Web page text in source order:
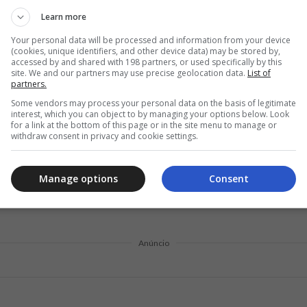
para construir um histórico financeiro positivo.
automáticos
ser grandes aliados na organização financeira e na
pela maioria dos bancos, permite que você programe o
e suas consequências negativas, como multas, juros
aliviam o estresse de lembrar datas importantes e ajudam a
sua conta tenha saldo suficiente para cobrir essas
com o sistema automático. Assim, você combina
e mantendo um histórico positivo.
Anúncio
Learn more
Your personal data will be processed and information from your device
(cookies, unique identifiers, and other device data) may be stored by,
accessed by and shared with 198 partners, or used specifically by this
site. We and our partners may use precise geolocation data. List of
partners.
Some vendors may process your personal data on the basis of legitimate
interest, which you can object to by managing your options below. Look
for a link at the bottom of this page or in the site menu to manage or
withdraw consent in privacy and cookie settings.
Consent
Manage options